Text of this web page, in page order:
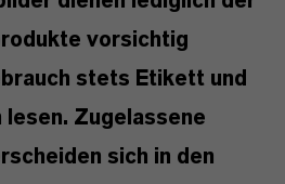
vorsichtig
stets Etikett und
Zugelassene
sich in den